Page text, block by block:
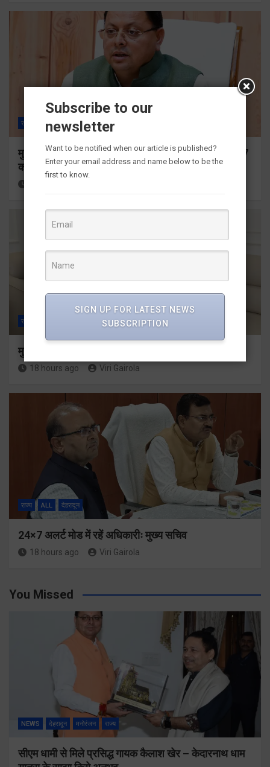
राज्य ALL देहरादून
मुख्यमंत्री ने प्रदान की विभिन्न विकास योजनाओं के लिए 1967
करोड़ की वित्तीय स्वीकृति
राज्य
मुख्यमंत्री से महानिदेशक एनसीसी ने की शिष्टाचार भेंट
18 hours ago Viri Gairola
राज्य ALL देहरादून
24×7 अलर्ट मोड में रहें अधिकारीः मुख्य सचिव
18 hours ago Viri Gairola
You Missed
NEWS देहरादून मनोरंजन राज्य
सीएम धामी से मिले प्रसिद्ध गायक कैलाश खेर – केदारनाथ धाम
Subscribe to our
newsletter
Want to be notified when our article is published?
Enter your email address and name below to be the
first to know.
SIGN UP FOR LATEST NEWS
SUBSCRIPTION